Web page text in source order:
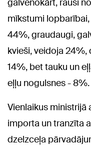
galvenokārt, rauši
mīkstumi
44%, graudaugi,
kvieši, veidoja 24%,
14%, bet tauku un
eļļu nogulsnes - 8%.
Vienlaikus ministrijā
importa un tranzīta
dzelzceļa